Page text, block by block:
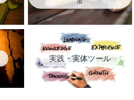
実践・実体ツール